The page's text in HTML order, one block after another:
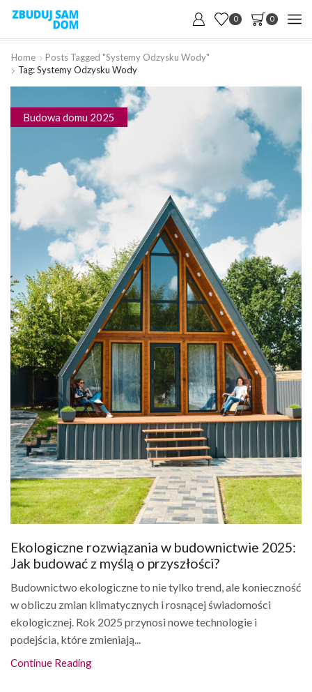
0 0
Home
Posts Tagged "systemy Odzysku Wody"
Tag: Systemy Odzysku Wody
Budowa domu 2025
Ekologiczne rozwiązania w budownictwie 2025:
Jak budować z myślą o przyszłości?
Budownictwo ekologiczne to nie tylko trend, ale konieczność
w obliczu zmian klimatycznych i rosnącej świadomości
ekologicznej. Rok 2025 przynosi nowe technologie i
podejścia, które zmieniają...
Continue Reading